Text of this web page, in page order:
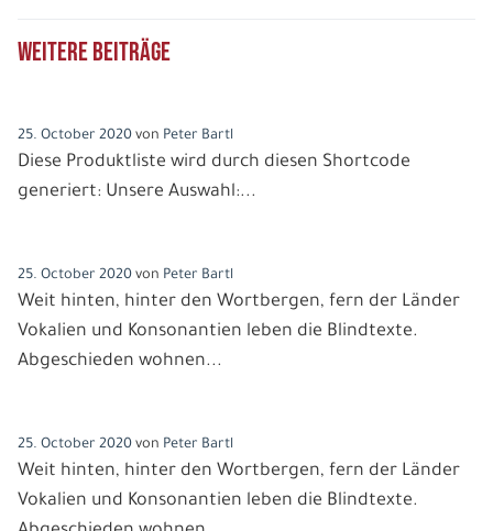
Teile diese Beitrag
Wassersport Reisen
Weitere Beiträge
25. October 2020 von Peter Bartl
Diese Produktliste wird durch diesen Shortcode
generiert: Unsere Auswahl:...
25. October 2020 von Peter Bartl
Weit hinten, hinter den Wortbergen, fern der Länder
Vokalien und Konsonantien leben die Blindtexte.
Abgeschieden wohnen...
25. October 2020 von Peter Bartl
Weit hinten, hinter den Wortbergen, fern der Länder
Vokalien und Konsonantien leben die Blindtexte.